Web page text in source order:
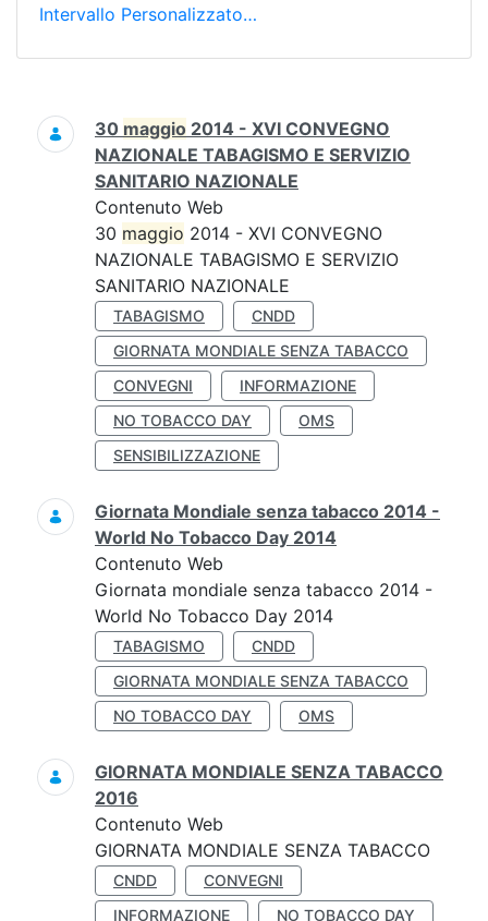
Intervallo Personalizzato…
Ricerca
30 maggio 2014 - XVI CONVEGNO
NAZIONALE TABAGISMO E SERVIZIO
SANITARIO NAZIONALE
Contenuto Web
30 maggio 2014 - XVI CONVEGNO
NAZIONALE TABAGISMO E SERVIZIO
SANITARIO NAZIONALE
TABAGISMO
CNDD
GIORNATA MONDIALE SENZA TABACCO
CONVEGNI
INFORMAZIONE
NO TOBACCO DAY
OMS
SENSIBILIZZAZIONE
Giornata Mondiale senza tabacco 2014 -
World No Tobacco Day 2014
Contenuto Web
Giornata mondiale senza tabacco 2014 -
World No Tobacco Day 2014
TABAGISMO
CNDD
GIORNATA MONDIALE SENZA TABACCO
NO TOBACCO DAY
OMS
GIORNATA MONDIALE SENZA TABACCO
2016
Contenuto Web
GIORNATA MONDIALE SENZA TABACCO
CNDD
CONVEGNI
INFORMAZIONE
NO TOBACCO DAY